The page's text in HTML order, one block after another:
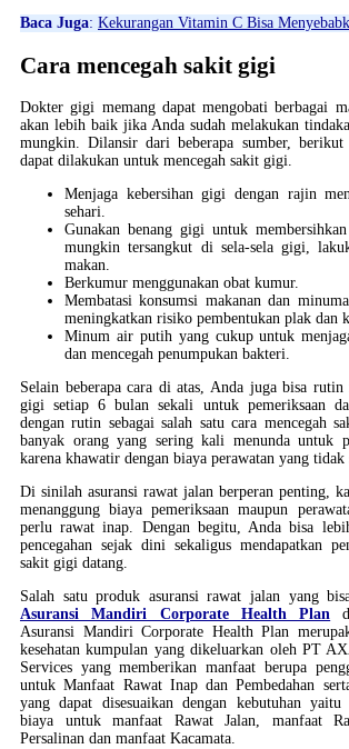
Baca Juga: Kekurangan Vitamin C Bisa
Cara mencegah sakit gigi
Dokter gigi memang dapat mengobati berbagai
akan lebih baik jika Anda sudah melakukan
mungkin. Dilansir dari beberapa sumber, berikut
dapat dilakukan untuk mencegah sakit gigi.
Menjaga kebersihan gigi dengan rajin
sehari.
Gunakan benang gigi untuk
mungkin tersangkut di sela-sela gigi,
makan.
Berkumur menggunakan obat kumur.
Membatasi konsumsi makanan dan
meningkatkan risiko pembentukan plak dan
Minum air putih yang cukup untuk
dan mencegah penumpukan bakteri.
Selain beberapa cara di atas, Anda juga bisa
gigi setiap 6 bulan sekali untuk pemeriksaan
dengan rutin sebagai salah satu cara mencegah
banyak orang yang sering kali menunda untuk
karena khawatir dengan biaya perawatan yang
Di sinilah asuransi rawat jalan berperan penting,
menanggung biaya pemeriksaan maupun
perlu rawat inap. Dengan begitu, Anda bisa
pencegahan sejak dini sekaligus mendapatkan
sakit gigi datang.
Salah satu produk asuransi rawat jalan yang
Asuransi Mandiri Corporate Health Plan
Asuransi Mandiri Corporate Health Plan
kesehatan kumpulan yang dikeluarkan oleh PT
Services yang memberikan manfaat berupa
untuk Manfaat Rawat Inap dan Pembedahan
yang dapat disesuaikan dengan kebutuhan yaitu
biaya untuk manfaat Rawat Jalan, manfaat
Persalinan dan manfaat Kacamata.